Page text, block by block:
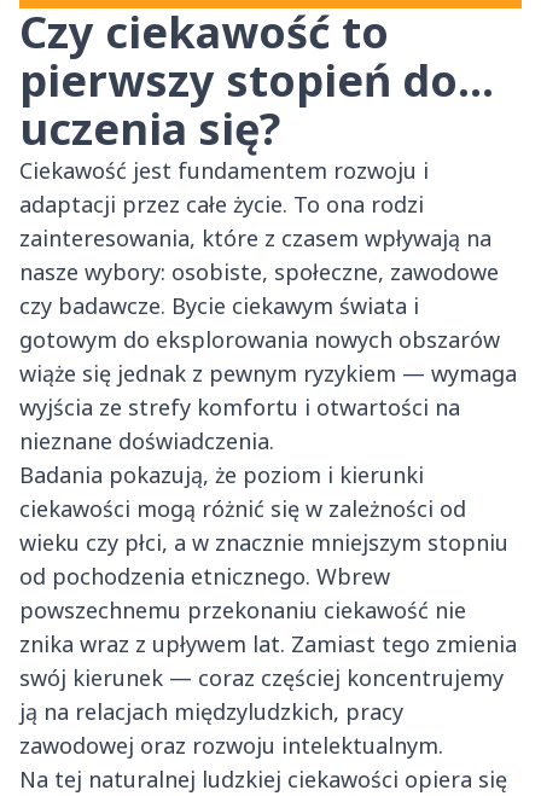
Czy ciekawość to
pierwszy stopień do…
uczenia się?
Ciekawość jest fundamentem rozwoju i
adaptacji przez całe życie. To ona rodzi
zainteresowania, które z czasem wpływają na
nasze wybory: osobiste, społeczne, zawodowe
czy badawcze. Bycie ciekawym świata i
gotowym do eksplorowania nowych obszarów
wiąże się jednak z pewnym ryzykiem — wymaga
wyjścia ze strefy komfortu i otwartości na
nieznane doświadczenia.
Badania pokazują, że poziom i kierunki
ciekawości mogą różnić się w zależności od
wieku czy płci, a w znacznie mniejszym stopniu
od pochodzenia etnicznego. Wbrew
powszechnemu przekonaniu ciekawość nie
znika wraz z upływem lat. Zamiast tego zmienia
swój kierunek — coraz częściej koncentrujemy
ją na relacjach międzyludzkich, pracy
zawodowej oraz rozwoju intelektualnym.
Na tej naturalnej ludzkiej ciekawości opiera się